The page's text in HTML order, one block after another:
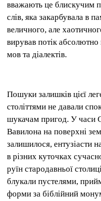
вважають це блискучим
слів, яка закарбувала в
величного, але
вирував потік
мов та діалектів.
Пошуки залишків цієї
століттями не давали
шукачам пригод. У часи
Вавилона на поверхні
залишилося, ентузіасти
в різних куточках
руїн стародавньої
блукали пустелями,
форми за біблійний